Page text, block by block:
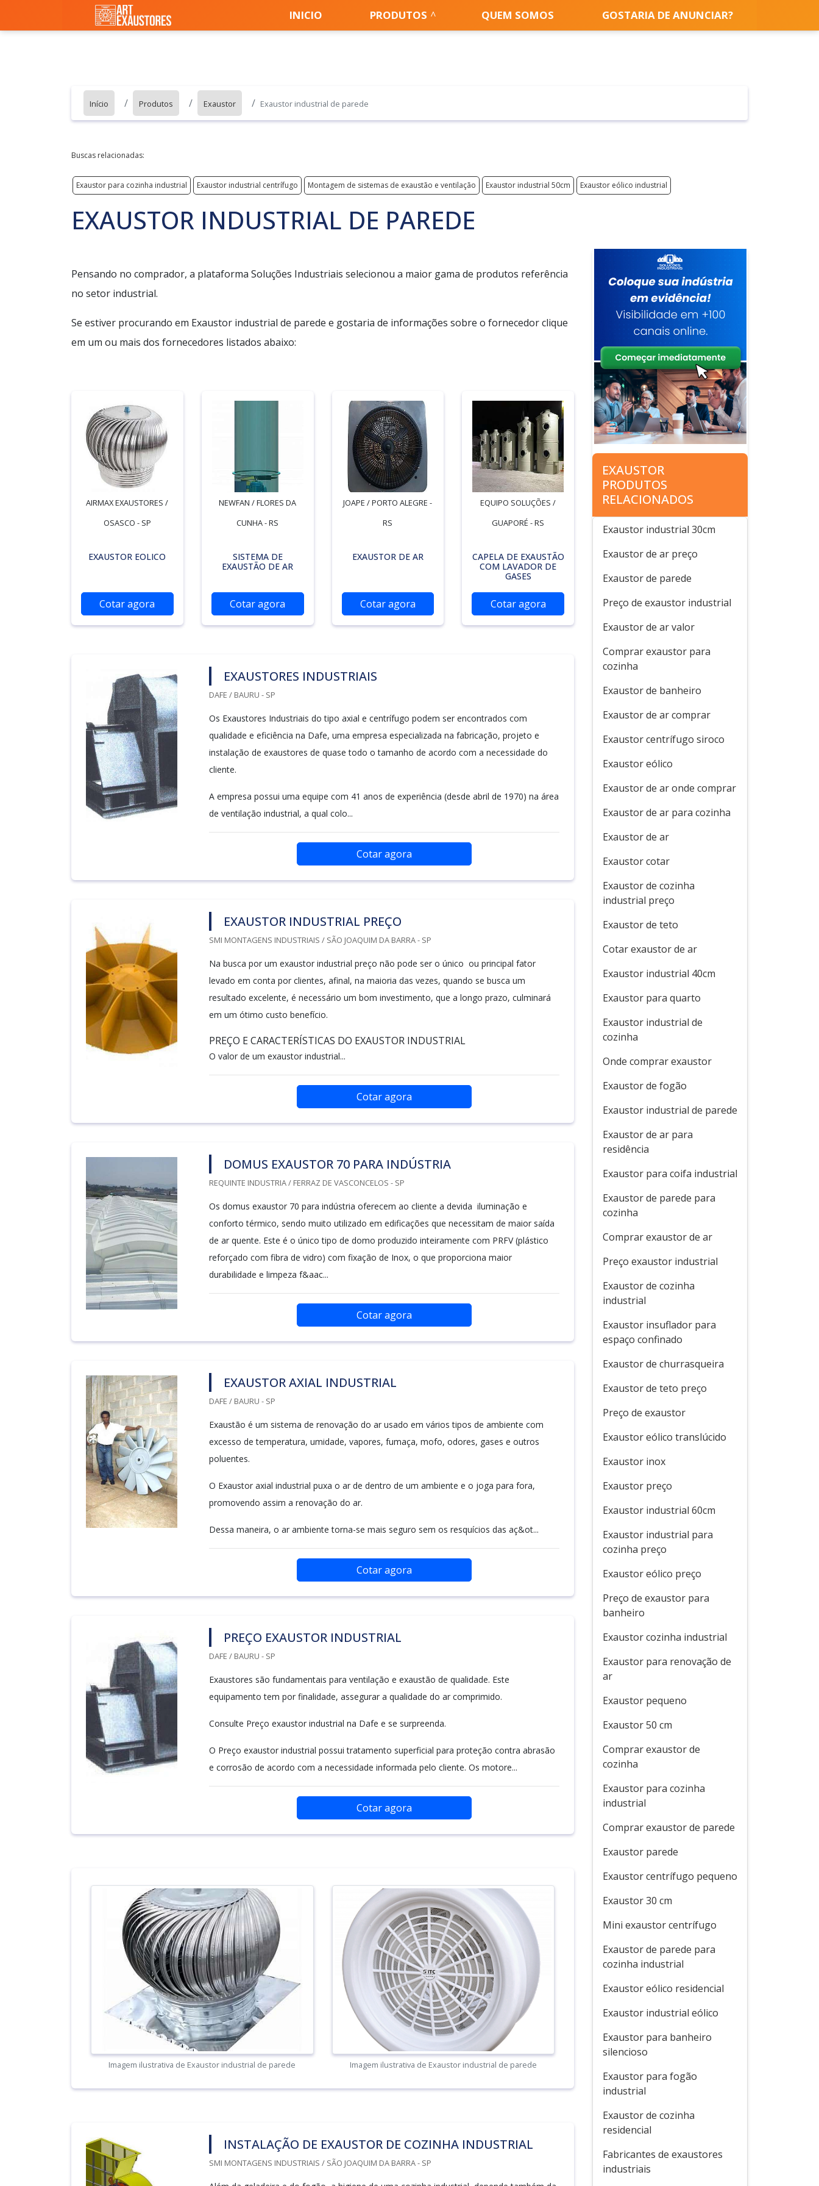
INICIO PRODUTOS QUEM SOMOS GOSTARIA DE ANUNCIAR?
Início Produtos Exaustor Exaustor industrial de parede
Buscas relacionadas:
Exaustor para cozinha industrial Exaustor industrial centrífugo Montagem de sistemas de exaustão e ventilação Exaustor industrial 50cm Exaustor eólico industrial
EXAUSTOR INDUSTRIAL DE PAREDE
Pensando no comprador, a plataforma Soluções Industriais selecionou a maior gama de produtos referência
no setor industrial.
Se estiver procurando em Exaustor industrial de parede e gostaria de informações sobre o fornecedor clique
em um ou mais dos fornecedores listados abaixo:
AIRMAX EXAUSTORES /
OSASCO - SP
EXAUSTOR EOLICO
Cotar agora
NEWFAN / FLORES DA
CUNHA - RS
SISTEMA DE
EXAUSTÃO DE AR
Cotar agora
JOAPE / PORTO ALEGRE -
RS
EXAUSTOR DE AR
Cotar agora
EQUIPO SOLUÇÕES /
GUAPORÉ - RS
CAPELA DE EXAUSTÃO
COM LAVADOR DE
GASES
Cotar agora
EXAUSTORES INDUSTRIAIS
DAFE / BAURU - SP
Os Exaustores Industriais do tipo axial e centrífugo podem ser encontrados com
qualidade e eficiência na Dafe, uma empresa especializada na fabricação, projeto e
instalação de exaustores de quase todo o tamanho de acordo com a necessidade do
cliente.
A empresa possui uma equipe com 41 anos de experiência (desde abril de 1970) na área
de ventilação industrial, a qual colo...
Cotar agora
EXAUSTOR INDUSTRIAL PREÇO
SMI MONTAGENS INDUSTRIAIS / SÃO JOAQUIM DA BARRA - SP
Na busca por um exaustor industrial preço não pode ser o único ou principal fator
levado em conta por clientes, afinal, na maioria das vezes, quando se busca um
resultado excelente, é necessário um bom investimento, que a longo prazo, culminará
em um ótimo custo benefício.
PREÇO E CARACTERÍSTICAS DO EXAUSTOR INDUSTRIAL
O valor de um exaustor industrial...
Cotar agora
DOMUS EXAUSTOR 70 PARA INDÚSTRIA
REQUINTE INDUSTRIA / FERRAZ DE VASCONCELOS - SP
Os domus exaustor 70 para indústria oferecem ao cliente a devida iluminação e
conforto térmico, sendo muito utilizado em edificações que necessitam de maior saída
de ar quente. Este é o único tipo de domo produzido inteiramente com PRFV (plástico
reforçado com fibra de vidro) com fixação de Inox, o que proporciona maior
durabilidade e limpeza f&aac...
Cotar agora
EXAUSTOR AXIAL INDUSTRIAL
DAFE / BAURU - SP
Exaustão é um sistema de renovação do ar usado em vários tipos de ambiente com
excesso de temperatura, umidade, vapores, fumaça, mofo, odores, gases e outros
poluentes.
O Exaustor axial industrial puxa o ar de dentro de um ambiente e o joga para fora,
promovendo assim a renovação do ar.
Dessa maneira, o ar ambiente torna-se mais seguro sem os resquícios das aç&ot...
Cotar agora
PREÇO EXAUSTOR INDUSTRIAL
DAFE / BAURU - SP
Exaustores são fundamentais para ventilação e exaustão de qualidade. Este
equipamento tem por finalidade, assegurar a qualidade do ar comprimido.
Consulte Preço exaustor industrial na Dafe e se surpreenda.
O Preço exaustor industrial possui tratamento superficial para proteção contra abrasão
e corrosão de acordo com a necessidade informada pelo cliente. Os motore...
Cotar agora
Imagem ilustrativa de Exaustor industrial de parede Imagem ilustrativa de Exaustor industrial de parede
INSTALAÇÃO DE EXAUSTOR DE COZINHA INDUSTRIAL
SMI MONTAGENS INDUSTRIAIS / SÃO JOAQUIM DA BARRA - SP
EXAUSTOR
PRODUTOS
RELACIONADOS
Exaustor industrial 30cm
Exaustor de ar preço
Exaustor de parede
Preço de exaustor industrial
Exaustor de ar valor
Comprar exaustor para
cozinha
Exaustor de banheiro
Exaustor de ar comprar
Exaustor centrífugo siroco
Exaustor eólico
Exaustor de ar onde comprar
Exaustor de ar para cozinha
Exaustor de ar
Exaustor cotar
Exaustor de cozinha
industrial preço
Exaustor de teto
Cotar exaustor de ar
Exaustor industrial 40cm
Exaustor para quarto
Exaustor industrial de
cozinha
Onde comprar exaustor
Exaustor de fogão
Exaustor industrial de parede
Exaustor de ar para
residência
Exaustor para coifa industrial
Exaustor de parede para
cozinha
Comprar exaustor de ar
Preço exaustor industrial
Exaustor de cozinha
industrial
Exaustor insuflador para
espaço confinado
Exaustor de churrasqueira
Exaustor de teto preço
Preço de exaustor
Exaustor eólico translúcido
Exaustor inox
Exaustor preço
Exaustor industrial 60cm
Exaustor industrial para
cozinha preço
Exaustor eólico preço
Preço de exaustor para
banheiro
Exaustor cozinha industrial
Exaustor para renovação de
ar
Exaustor pequeno
Exaustor 50 cm
Comprar exaustor de
cozinha
Exaustor para cozinha
industrial
Comprar exaustor de parede
Exaustor parede
Exaustor centrífugo pequeno
Exaustor 30 cm
Mini exaustor centrífugo
Exaustor de parede para
cozinha industrial
Exaustor eólico residencial
Exaustor industrial eólico
Exaustor para banheiro
silencioso
Exaustor para fogão
industrial
Exaustor de cozinha
residencial
Fabricantes de exaustores
industriais